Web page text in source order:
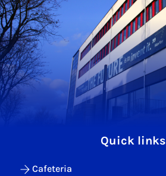
Quick links
Cafeteria